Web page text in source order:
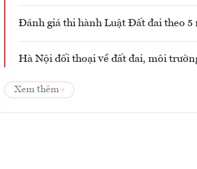
Đánh giá thi hành Luật Đất đai theo 5
Hà Nội đối thoại về đất đai, môi
Xem thêm